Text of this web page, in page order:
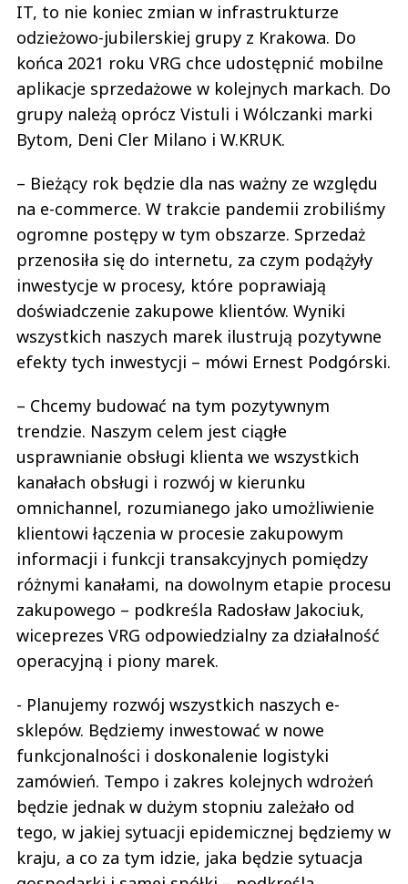
IT, to nie koniec zmian w infrastrukturze
odzieżowo-jubilerskiej grupy z Krakowa. Do
końca 2021 roku VRG chce udostępnić mobilne
aplikacje sprzedażowe w kolejnych markach. Do
grupy należą oprócz Vistuli i Wólczanki marki
Bytom, Deni Cler Milano i W.KRUK.
– Bieżący rok będzie dla nas ważny ze względu
na e-commerce. W trakcie pandemii zrobiliśmy
ogromne postępy w tym obszarze. Sprzedaż
przenosiła się do internetu, za czym podążyły
inwestycje w procesy, które poprawiają
doświadczenie zakupowe klientów. Wyniki
wszystkich naszych marek ilustrują pozytywne
efekty tych inwestycji – mówi Ernest Podgórski.
– Chcemy budować na tym pozytywnym
trendzie. Naszym celem jest ciągłe
usprawnianie obsługi klienta we wszystkich
kanałach obsługi i rozwój w kierunku
omnichannel, rozumianego jako umożliwienie
klientowi łączenia w procesie zakupowym
informacji i funkcji transakcyjnych pomiędzy
różnymi kanałami, na dowolnym etapie procesu
zakupowego – podkreśla Radosław Jakociuk,
wiceprezes VRG odpowiedzialny za działalność
operacyjną i piony marek.
- Planujemy rozwój wszystkich naszych e-
sklepów. Będziemy inwestować w nowe
funkcjonalności i doskonalenie logistyki
zamówień. Tempo i zakres kolejnych wdrożeń
będzie jednak w dużym stopniu zależało od
tego, w jakiej sytuacji epidemicznej będziemy w
kraju, a co za tym idzie, jaka będzie sytuacja